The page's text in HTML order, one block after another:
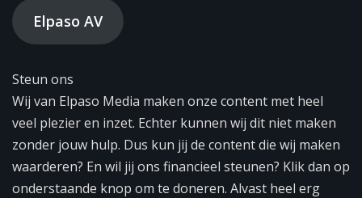
Elpaso AV
Steun ons
Wij van Elpaso Media maken onze content met heel
veel plezier en inzet. Echter kunnen wij dit niet maken
zonder jouw hulp. Dus kun jij de content die wij maken
waarderen? En wil jij ons financieel steunen? Klik dan op
onderstaande knop om te doneren. Alvast heel erg